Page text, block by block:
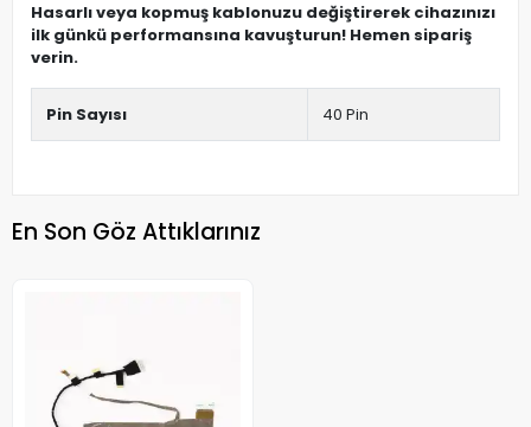
Hasarlı veya kopmuş kablonuzu değiştirerek cihazınızı
ilk günkü performansına kavuşturun! Hemen sipariş
verin.
Pin Sayısı 40 Pin
En Son Göz Attıklarınız